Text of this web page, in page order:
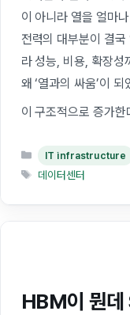
이 아니라 열을 얼마
전력의 대부분이 결
라 성능, 비용, 확장성
왜 ‘열과의 싸움’이
이 구조적으로 증가
카
테
고
IT infrastructure
태
데이터센터
HBM이 뭔데